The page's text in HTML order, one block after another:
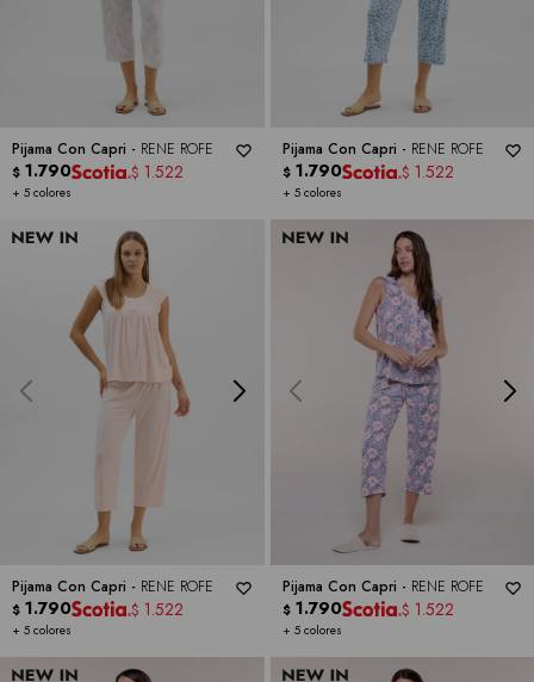
Pijama Con Capri - RENE ROFE
+ 5 colores
$ 1.790 $ 1.522
Pijama Con Capri - RENE ROFE
+ 5 colores
$ 1.790 $ 1.522
Pijama Con Capri - RENE ROFE
+ 5 colores
$ 1.790 $ 1.522
Pijama Con Capri - RENE ROFE
+ 5 colores
$ 1.790 $ 1.522